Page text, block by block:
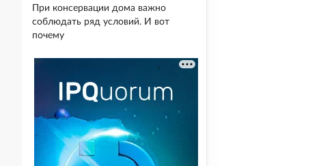
При консервации дома важно
соблюдать ряд условий. И вот
почему